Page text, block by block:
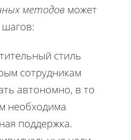
методов может
шагов:
стиль
сотрудникам
автономно, в то
необходима
поддержка.